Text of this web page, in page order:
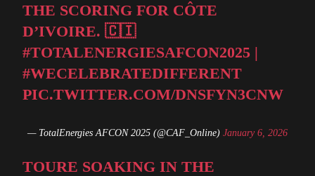
THE SCORING FOR CÔTE
D’IVOIRE. 🇨🇮
#TOTALENERGIESAFCON2025 |
#WECELEBRATEDIFFERENT
PIC.TWITTER.COM/DNSFYN3CNW
— TotalEnergies AFCON 2025 (@CAF_Online) January 6, 2026
TOURE SOAKING IN THE